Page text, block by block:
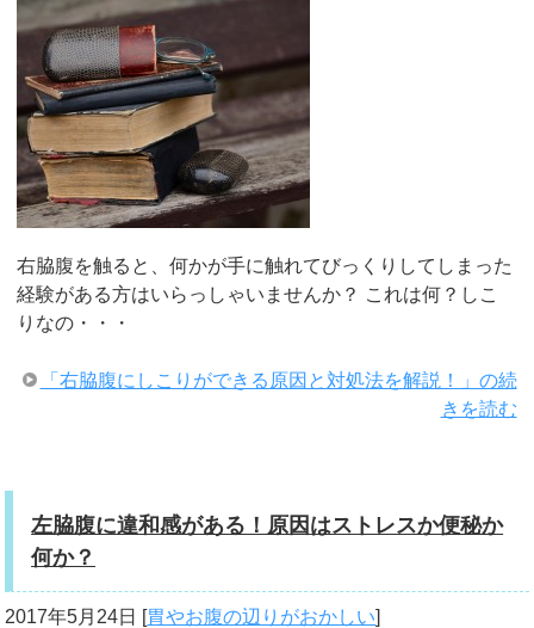
右脇腹を触ると、何かが手に触れてびっくりしてしまった
経験がある方はいらっしゃいませんか？ これは何？しこ
りなの・・・
「右脇腹にしこりができる原因と対処法を解説！」の続
きを読む
左脇腹に違和感がある！原因はストレスか便秘か
何か？
2017年5月24日 [胃やお腹の辺りがおかしい]